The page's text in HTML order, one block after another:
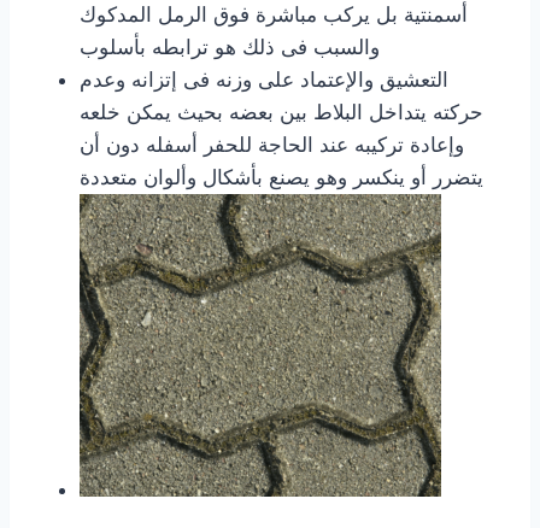
أسمنتية بل يركب مباشرة فوق الرمل المدكوك
والسبب فى ذلك هو ترابطه بأسلوب
التعشيق والإعتماد على وزنه فى إتزانه وعدم
حركته يتداخل البلاط بين بعضه بحيث يمكن خلعه
وإعادة تركيبه عند الحاجة للحفر أسفله دون أن
يتضرر أو ينكسر وهو يصنع بأشكال وألوان متعددة